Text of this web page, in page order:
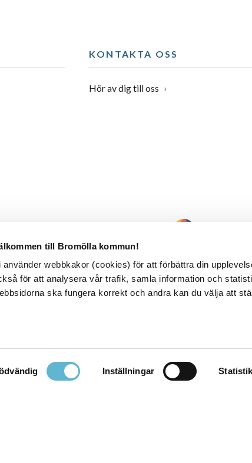
till Bromölla kommun!
använder webbkakor (cookies) för att förbättra din
för att analysera vår trafik, samla information och
ska fungera korrekt och andra kan du välja att
Inställningar Statistik
KONTAKTA OSS
Hör av dig till oss